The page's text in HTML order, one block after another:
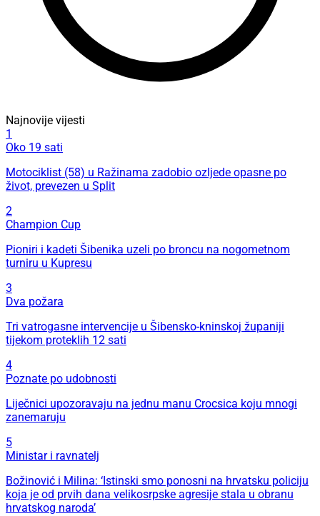
Najnovije vijesti
1
Oko 19 sati
Motociklist (58) u Ražinama zadobio ozljede opasne po
život, prevezen u Split
2
Champion Cup
Pioniri i kadeti Šibenika uzeli po broncu na nogometnom
turniru u Kupresu
3
Dva požara
Tri vatrogasne intervencije u Šibensko-kninskoj županiji
tijekom proteklih 12 sati
4
Poznate po udobnosti
Liječnici upozoravaju na jednu manu Crocsica koju mnogi
zanemaruju
5
Ministar i ravnatelj
Božinović i Milina: ‘Istinski smo ponosni na hrvatsku policiju
koja je od prvih dana velikosrpske agresije stala u obranu
hrvatskog naroda’